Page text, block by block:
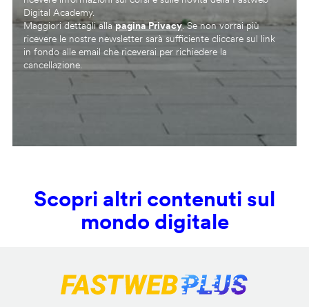
Digital Academy.
Maggiori dettagli allapagina Privacy. Se non vorrai più
ricevere le nostre newsletter sarà sufficiente cliccare sul link
in fondo alle email che riceverai per richiedere la
cancellazione.
Scopri altri contenuti sul
mondo digitale